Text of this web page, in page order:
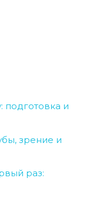
подготовка и
зрение и
раз: